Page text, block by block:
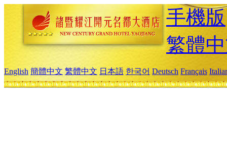
手機版
繁體
English 簡體中文 繁體中文 日本語 한국어 Deutsch Français